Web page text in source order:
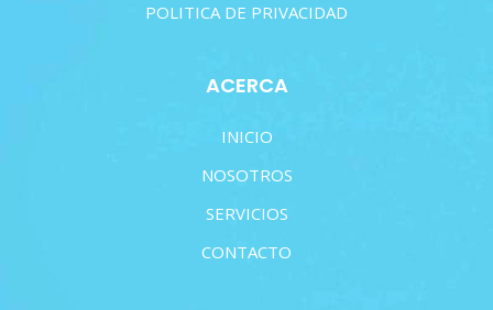
POLITICA DE PRIVACIDAD
ACERCA
INICIO
NOSOTROS
SERVICIOS
CONTACTO